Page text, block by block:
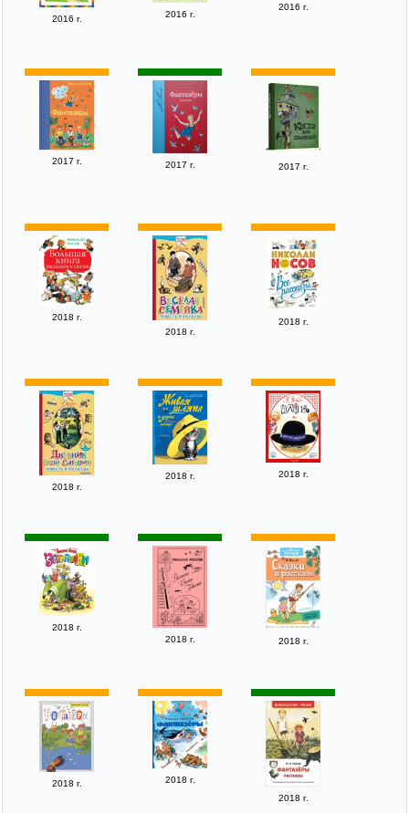
2016 г. 2016 г.
2016 г.
2017 г. 2017 г. 2017 г.
2018 г.
2018 г.
2018 г.
2018 г.
2018 г. 2018 г.
2018 г.
2018 г.
2018 г.
2018 г.
2018 г.
2018 г.